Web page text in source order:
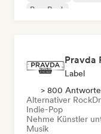
Pop-Rock
Pravda
Label
> 800
Alternativer Rock
Indie-Pop
Nehme Künstler
Musik